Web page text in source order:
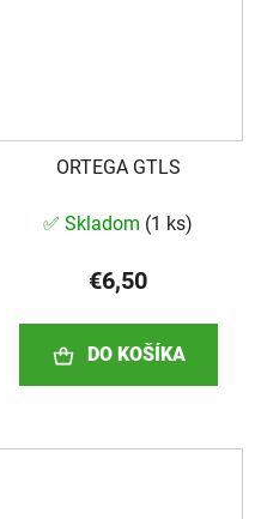
ORTEGA GTLS
✅ Skladom (1 ks)
€6,50
DO KOŠÍKA